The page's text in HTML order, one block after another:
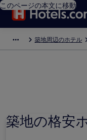
このページの本文に移動
築地周辺のホテル
築地の格安